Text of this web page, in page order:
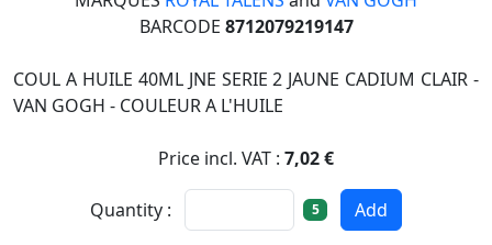
BARCODE 8712079219147
COUL A HUILE 40ML JNE SERIE 2 JAUNE CADIUM CLAIR -
VAN GOGH - COULEUR A L'HUILE
Price incl. VAT : 7,02 €
Quantity : 5 Add